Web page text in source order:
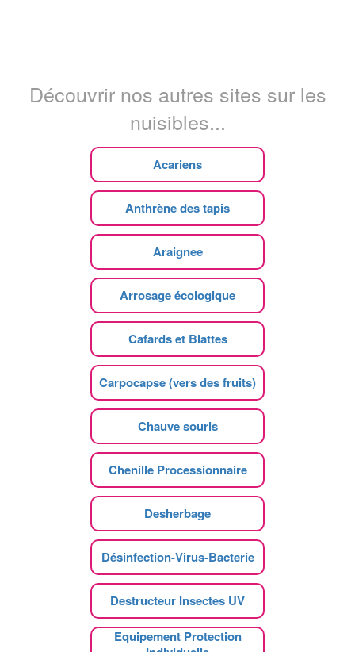
Découvrir nos autres sites sur les
nuisibles...
Acariens
Anthrène des tapis
Araignee
Arrosage écologique
Cafards et Blattes
Carpocapse (vers des fruits)
Chauve souris
Chenille Processionnaire
Desherbage
Désinfection-Virus-Bacterie
Destructeur Insectes UV
Equipement Protection